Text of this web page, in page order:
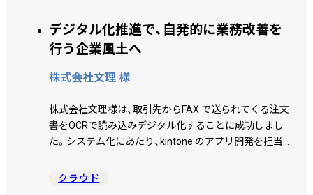
デジタル化推進で、自発的に業務改善を
行う企業風土へ
株式会社文理 様
株式会社文理様は、取引先からFAX で送られてくる注文
書をOCRで読み込みデジタル化することに成功しまし
た。システム化にあたり、kintone のアプリ開発を担当
あるQanat Universe（カナートユニバース）の開発元で
クラウド